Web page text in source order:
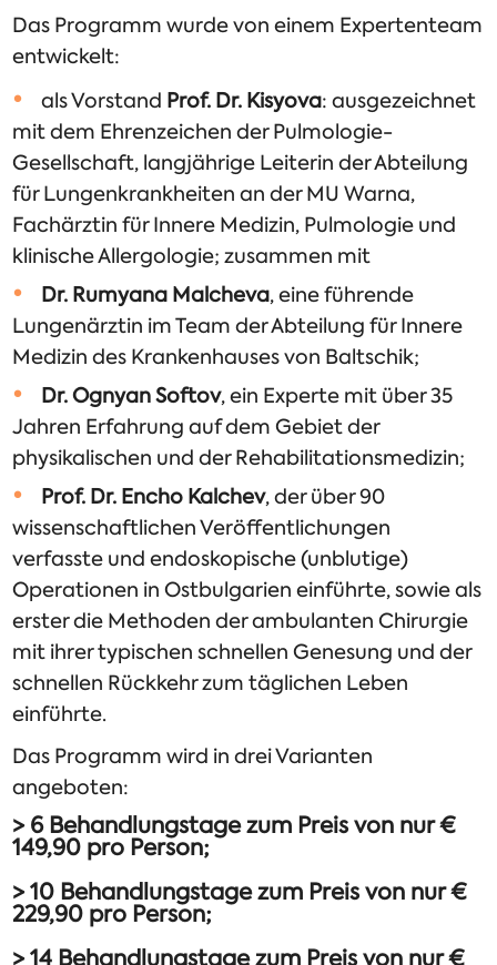
Das Programm wurde von einem Expertenteam
entwickelt:
als Vorstand Prof. Dr. Kisyova: ausgezeichnet
mit dem Ehrenzeichen der Pulmologie-
Gesellschaft, langjährige Leiterin der Abteilung
für Lungenkrankheiten an der MU Warna,
Fachärztin für Innere Medizin, Pulmologie und
klinische Allergologie; zusammen mit
Dr. Rumyana Malcheva, eine führende
Lungenärztin im Team der Abteilung für Innere
Medizin des Krankenhauses von Baltschik;
Dr. Ognyan Softov, ein Experte mit über 35
Jahren Erfahrung auf dem Gebiet der
physikalischen und der Rehabilitationsmedizin;
Prof. Dr. Encho Kalchev, der über 90
wissenschaftlichen Veröffentlichungen
verfasste und endoskopische (unblutige)
Operationen in Ostbulgarien einführte, sowie als
erster die Methoden der ambulanten Chirurgie
mit ihrer typischen schnellen Genesung und der
schnellen Rückkehr zum täglichen Leben
einführte.
Das Programm wird in drei Varianten
angeboten:
> 6 Behandlungstage zum Preis von nur €
149,90 pro Person;
> 10 Behandlungstage zum Preis von nur €
229,90 pro Person;
> 14 Behandlungstage zum Preis von nur €